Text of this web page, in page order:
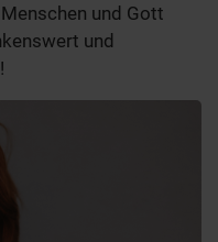
und Gott
und